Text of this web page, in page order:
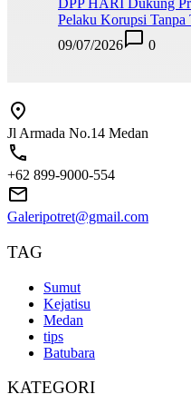
DPP HARI Dukung
Pelaku Korupsi Tanpa
09/07/2026
0
Jl Armada No.14 Medan
+62 899-9000-554
Galeripotret@gmail.com
TAG
Sumut
Kejatisu
Medan
tips
Batubara
KATEGORI